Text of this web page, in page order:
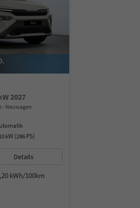
2027
Neuwagen
kW (286 PS)
Details
kWh/100km